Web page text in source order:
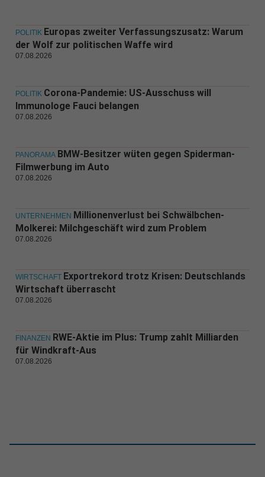
POLITIK Europas zweiter Verfassungszusatz: Warum
der Wolf zur politischen Waffe wird
07.08.2026
POLITIK Corona-Pandemie: US-Ausschuss will
Immunologe Fauci belangen
07.08.2026
PANORAMA BMW-Besitzer wüten gegen Spiderman-
Filmwerbung im Auto
07.08.2026
UNTERNEHMEN Millionenverlust bei Schwälbchen-
Molkerei: Milchgeschäft wird zum Problem
07.08.2026
WIRTSCHAFT Exportrekord trotz Krisen: Deutschlands
Wirtschaft überrascht
07.08.2026
FINANZEN RWE-Aktie im Plus: Trump zahlt Milliarden
für Windkraft-Aus
07.08.2026